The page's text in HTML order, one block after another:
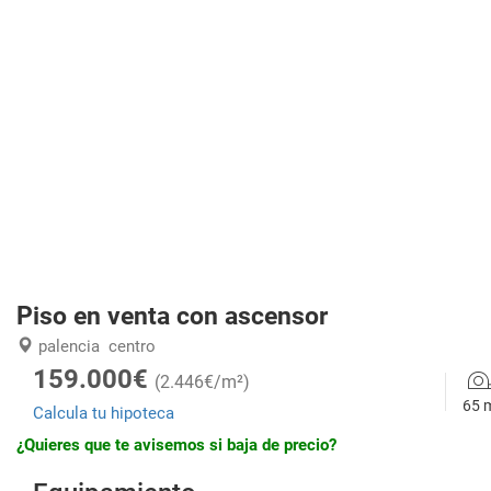
Piso en venta con ascensor
palencia centro
159.000€ (2.446€/m²)
Calcula tu hipoteca
65
¿Quieres que te avisemos si baja de precio?